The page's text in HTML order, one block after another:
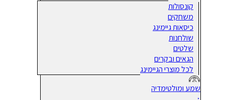
קונסולות
משחקים
כיסאות גיימינג
שולחנות
שלטים
הגאים ובקרים
לכל מוצרי הגיימינג
שמע ומולטימדיה